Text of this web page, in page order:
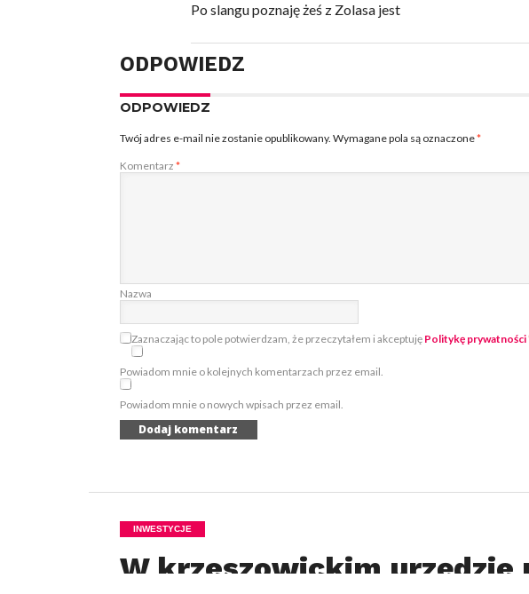
Po slangu poznaję żeś z Zolasa jest
ODPOWIEDZ
ODPOWIEDZ
Twój adres e-mail nie zostanie opublikowany. Wymagane pola są oznaczone*
Komentarz *
Nazwa
Zaznaczając to pole potwierdzam, że przeczytałem i akceptuję Politykę prywatności
Powiadom mnie o kolejnych komentarzach przez email.
Powiadom mnie o nowych wpisach przez email.
INWESTYCJE
W krzeszowickim urzędzie